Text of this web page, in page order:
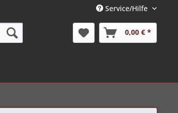
Service/Hilfe
0,00 € *